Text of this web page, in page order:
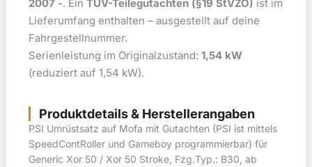
2007 -. Ein TÜV-Teilegutachten (§19 StVZO) ist im
Lieferumfang enthalten – ausgestellt auf deine
Fahrgestellnummer.
Serienleistung im Originalzustand: 1,54 kW
(reduziert auf 1,54 kW).
Produktdetails & Herstellerangaben
PSI Umrüstsatz auf Mofa mit Gutachten (PSI ist mittels
SpeedContRoller und Gameboy programmierbar) für
Generic Xor 50 / Xor 50 Stroke, Fzg.Typ.: B30, ab